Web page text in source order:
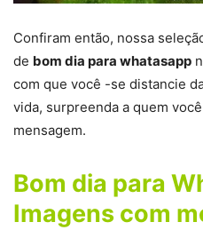
Confiram então, nossa
de bom dia para whatasapp
com que você -se distancie
vida, surpreenda a quem
mensagem.
Bom dia para
Imagens com